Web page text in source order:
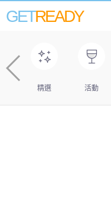
GETREADY
精選 活動